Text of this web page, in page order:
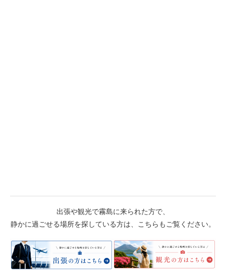
出張や観光で霧島に来られた方で、
静かに過ごせる場所を探している方は、こちらもご覧ください。